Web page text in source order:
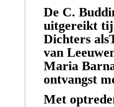
De C.
uitgereikt
Dichters
van
Maria
ontvangst
Met